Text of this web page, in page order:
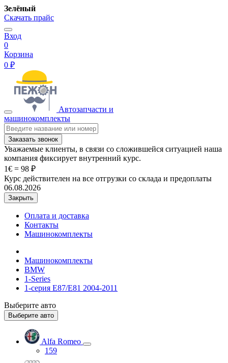
Зелёный
Скачать прайс
Вход
0
Корзина
0 ₽
Автозапчасти и
машинокомплекты
Заказать звонок
Уважаемые клиенты, в связи со сложившейся ситуацией наша
компания фиксирует внутренний курс.
1€ = 98 ₽
Курс действителен на все отгрузки со склада и предоплаты
06.08.2026
Закрыть
Оплата и доставка
Контакты
Машинокомплекты
Машинокомплекты
BMW
1-Series
1-серия E87/E81 2004-2011
Выберите авто
Выберите авто
Alfa Romeo
159